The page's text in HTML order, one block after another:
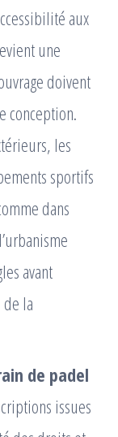
aux
une
doivent
conception.
les
sportifs
dans
avant
la
de padel
issues